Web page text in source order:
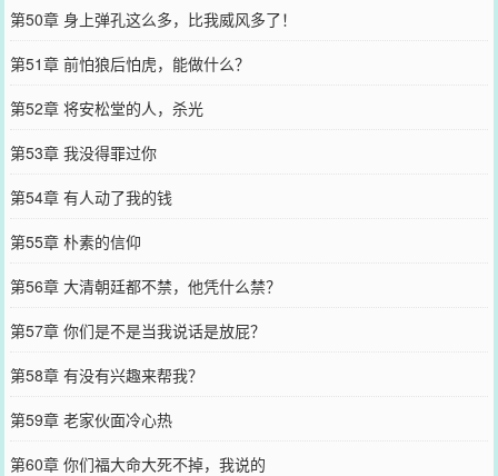
第50章 身上弹孔这么多，比我威风多了！
第51章 前怕狼后怕虎，能做什么？
第52章 将安松堂的人，杀光
第53章 我没得罪过你
第54章 有人动了我的钱
第55章 朴素的信仰
第56章 大清朝廷都不禁，他凭什么禁？
第57章 你们是不是当我说话是放屁？
第58章 有没有兴趣来帮我？
第59章 老家伙面冷心热
第60章 你们福大命大死不掉，我说的